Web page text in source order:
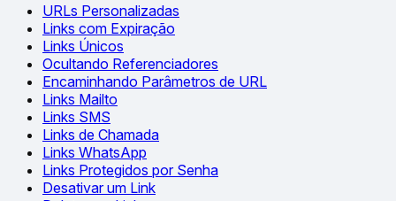
URLs Personalizadas
Links com Expiração
Links Únicos
Ocultando Referenciadores
Encaminhando Parâmetros de URL
Links Mailto
Links SMS
Links de Chamada
Links WhatsApp
Links Protegidos por Senha
Desativar um Link